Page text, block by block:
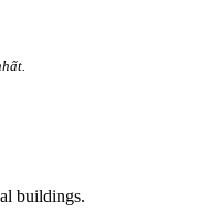
buildings.